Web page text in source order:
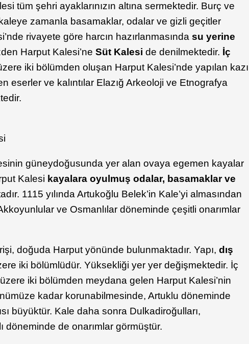
tüm şehri ayaklarınızın altına sermektedir. Burç ve
zamanla basamaklar, odalar ve gizli geçitler
rivayete göre harcın hazırlanmasındasu yerine
Harput Kalesi’neSüt Kalesi de denilmektedir. İç
iki bölümden oluşan Harput Kalesi’nde yapılan kazı
eserler ve kalıntılar Elazığ Arkeoloji ve Etnografya
güneydoğusunda yer alan ovaya egemen kayalar
Kalesi kayalara oyulmuş odalar, basamaklar ve
1115 yılında Artukoğlu Belek’in Kale’yi almasından
ve Osmanlılar döneminde çeşitli onarımlar
doğuda Harput yönünde bulunmaktadır. Yapı,dış
iki bölümlüdür. Yüksekliği yer yer değişmektedir. İç
iki bölümden meydana gelen Harput Kalesi’nin
kadar korunabilmesinde, Artuklu döneminde
büyüktür. Kale daha sonra Dulkadiroğulları,
döneminde de onarımlar görmüştür.